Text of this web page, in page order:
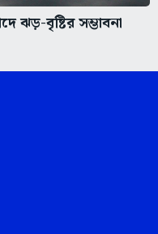
ঝড়-বৃষ্টির সম্ভাবনা